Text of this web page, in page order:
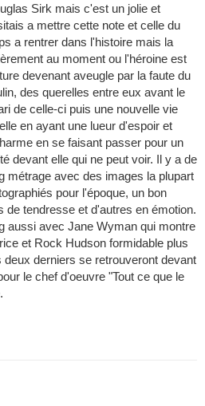
Sirk mais c'est un jolie et
a mettre cette note et celle du
a rentrer dans l'histoire mais la
au moment ou l'héroine est
devenant aveugle par la faute du
des querelles entre eux avant le
de celle-ci puis une nouvelle vie
en ayant une lueur d'espoir et
en se faisant passer pour un
devant elle qui ne peut voir. Il y a de
métrage avec des images la plupart
pour l'époque, un bon
tendresse et d'autres en émotion.
aussi avec Jane Wyman qui montre
et Rock Hudson formidable plus
derniers se retrouveront devant
le chef d'oeuvre "Tout ce que le